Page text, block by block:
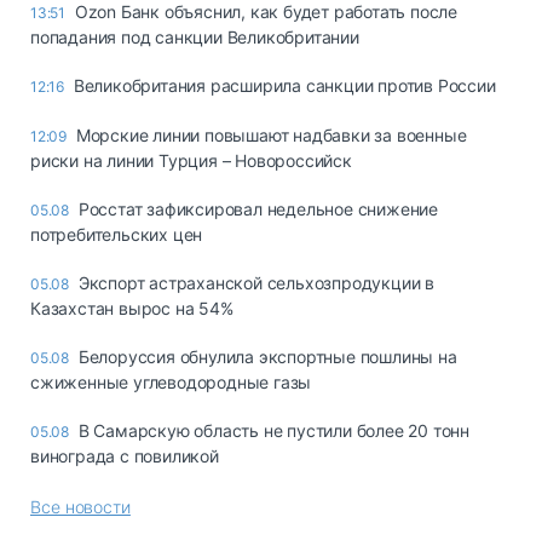
13:51
Ozon Банк объяснил, как будет работать после
попадания под санкции Великобритании
12:16 Великобритания расширила санкции против России
12:09 Морские линии повышают надбавки за военные
риски на линии Турция – Новороссийск
05.08 Росстат зафиксировал недельное снижение
потребительских цен
05.08 Экспорт астраханской сельхозпродукции в
Казахстан вырос на 54%
05.08 Белоруссия обнулила экспортные пошлины на
сжиженные углеводородные газы
05.08 В Самарскую область не пустили более 20 тонн
винограда с повиликой
Все новости